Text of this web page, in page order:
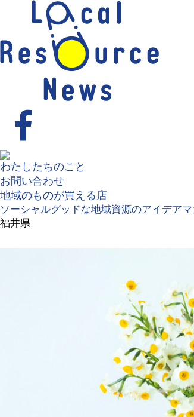
わたしたちのこと
お問い合わせ
地域のものが買える店
ソーシャルグッドな地域資源のアイデア
福井県